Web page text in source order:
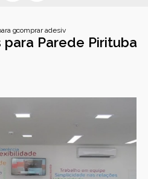
garrafa de agua
comprar adesivos para parede pirituba
para Parede Pirituba